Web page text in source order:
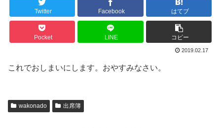
Twitter Facebook はてブ
Pocket LINE コピー
2019.02.17
これでおしまいにします。おやすみなさい。
wakonado 出席簿